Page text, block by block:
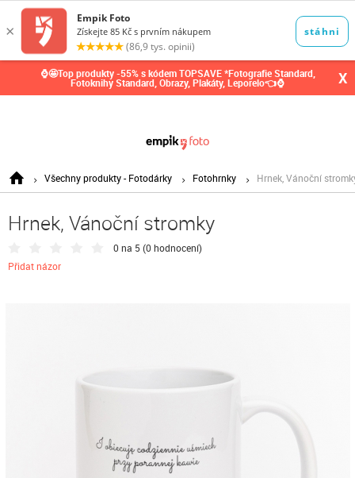
⌚🤩Top produkty -55% s kódem TOPSAVE *Fotografie Standard,
Fotoknihy Standard, Obrazy, Plakáty, Leporelo👈⌚ X
Všechny produkty - Fotodárky Fotohrnky Hrnek, Vánoční
Hrnek, Vánoční stromky
0 na 5 (0 hodnocení)
Přidat názor